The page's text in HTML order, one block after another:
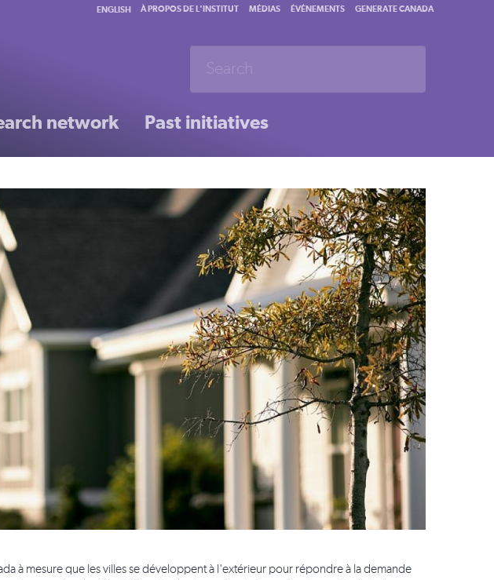
network Past initiatives
ENGLISH À PROPOS DE L'INSTITUT MÉDIAS ÉVÉNEMENTS GENERATE CANADA
à mesure que les villes se développent à l'extérieur pour répondre à la demande